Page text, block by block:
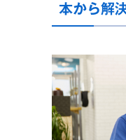
本から解